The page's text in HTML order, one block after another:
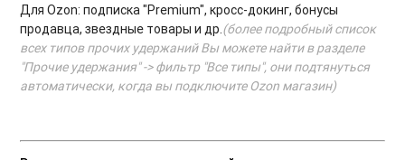
Для Ozon: подписка "Premium", кросс-докинг, бонусы
продавца, звездные товары и др.(более подробный список
всех типов прочих удержаний Вы можете найти в разделе
"Прочие удержания" -> фильтр "Все типы", они подтянуться
автоматически, когда вы подключите Ozon магазин)